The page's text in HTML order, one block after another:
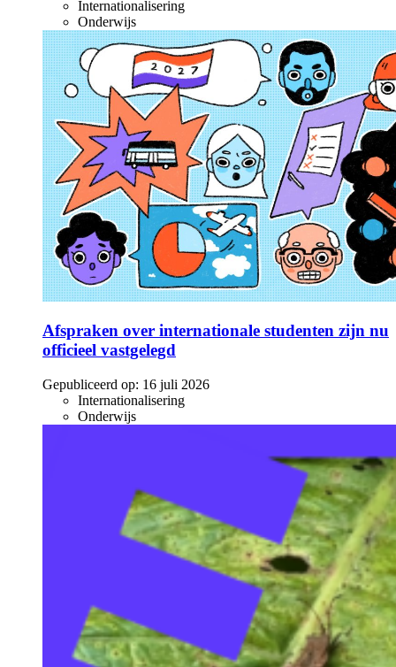
Internationalisering
Onderwijs
Afspraken over internationale studenten zijn nu
officieel vastgelegd
Gepubliceerd op: 16 juli 2026
Internationalisering
Onderwijs